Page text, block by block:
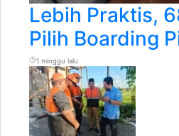
Lebih Praktis,
Pilih Boarding
1 minggu lalu